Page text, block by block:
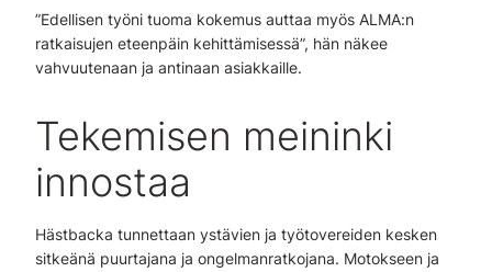
”Edellisen työni tuoma kokemus auttaa myös ALMA:n
ratkaisujen eteenpäin kehittämisessä”, hän näkee
vahvuutenaan ja antinaan asiakkaille.
Tekemisen meininki
innostaa
Hästbacka tunnettaan ystävien ja työtovereiden kesken
sitkeänä puurtajana ja ongelmanratkojana. Motokseen ja